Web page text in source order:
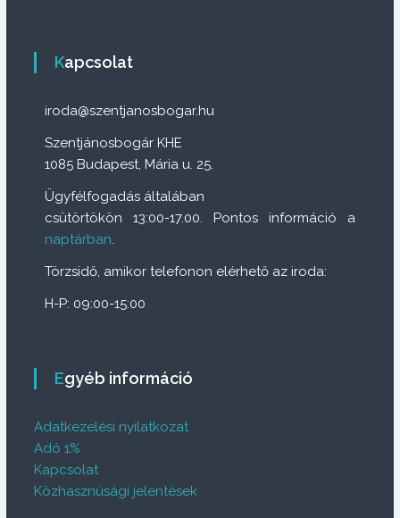
Kapcsolat
iroda@szentjanosbogar.hu
Szentjánosbogár KHE
1085 Budapest, Mária u. 25.
Ügyfélfogadás általában
csütörtökön 13:00-17.00. Pontos információ a
naptárban.
Törzsidő, amikor telefonon elérhető az iroda:
H-P: 09:00-15:00
Egyéb információ
Adatkezelési nyilatkozat
Adó 1%
Kapcsolat
Közhasznúsági jelentések